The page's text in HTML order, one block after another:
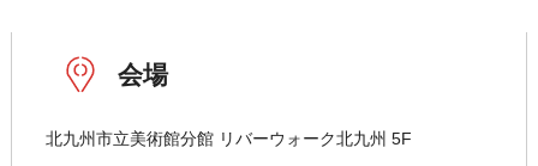
会場
北九州市立美術館分館 リバーウォーク北九州 5F